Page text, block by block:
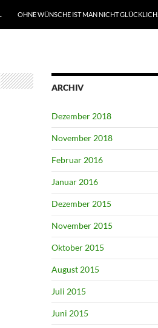
OHNE WÜNSCHE IST MAN NICHT GLÜCKLICH.
ARCHIV
Dezember 2018
November 2018
Februar 2016
Januar 2016
Dezember 2015
November 2015
Oktober 2015
August 2015
Juli 2015
Juni 2015